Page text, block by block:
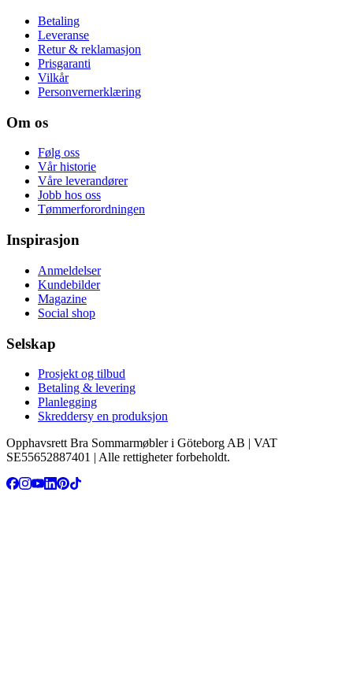
Betaling
Leveranse
Retur & reklamasjon
Prisgaranti
Vilkår
Personvernerklæring
Om os
Følg oss
Vår historie
Våre leverandører
Jobb hos oss
Tømmerforordningen
Inspirasjon
Anmeldelser
Kundebilder
Magazine
Social shop
Selskap
Prosjekt og tilbud
Betaling & levering
Planlegging
Skreddersy en produksjon
Opphavsrett Bra Sommarmøbler i Göteborg AB | VAT
SE55652887401 | Alle rettigheter forbeholdt.